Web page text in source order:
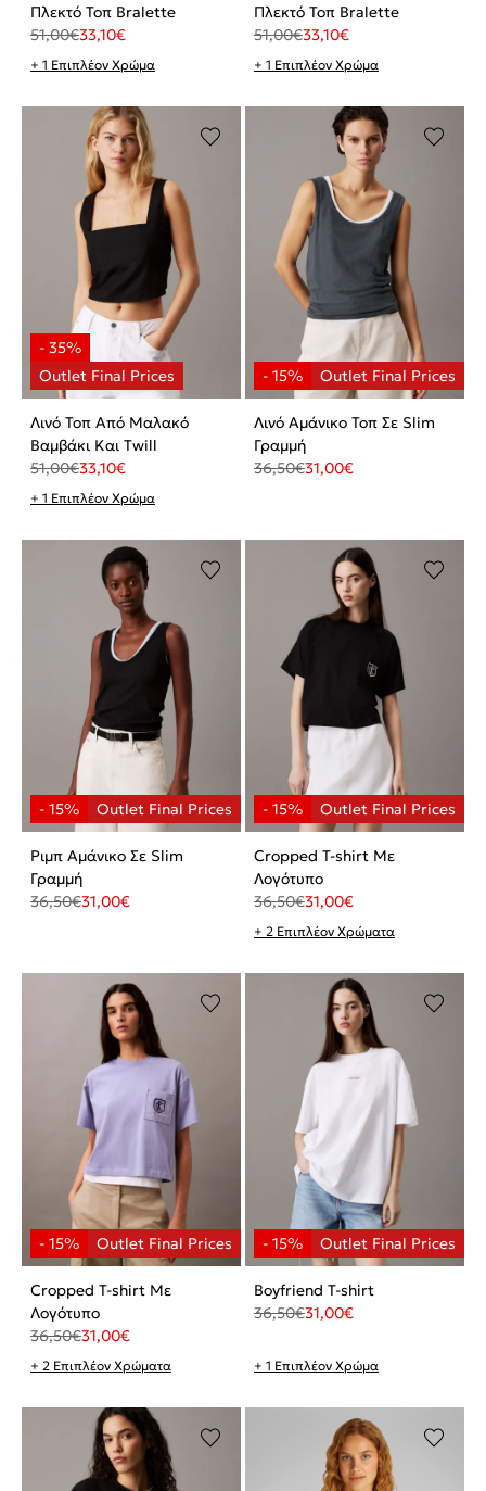
Πλεκτό Τοπ Bralette
51,00€33,10€
+ 1 Επιπλέον Χρώμα
Πλεκτό Τοπ Bralette
51,00€33,10€
+ 1 Επιπλέον Χρώμα
Λινό Τοπ Από Μαλακό
Βαμβάκι Και Twill
51,00€33,10€
+ 1 Επιπλέον Χρώμα
Λινό Αμάνικο Τοπ Σε Slim
Γραμμή
36,50€31,00€
Ριμπ Αμάνικο Σε Slim
Γραμμή
36,50€31,00€
Cropped T-shirt Με
Λογότυπο
36,50€31,00€
+ 2 Επιπλέον Χρώματα
Cropped T-shirt Με
Λογότυπο
36,50€31,00€
+ 2 Επιπλέον Χρώματα
Boyfriend T-shirt
36,50€31,00€
+ 1 Επιπλέον Χρώμα